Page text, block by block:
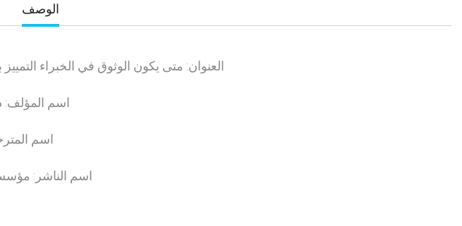
الوصف
العنوان: متى يكون الوثوق في الخبراء
اسم المؤلف:
اسم
اسم الناشر: